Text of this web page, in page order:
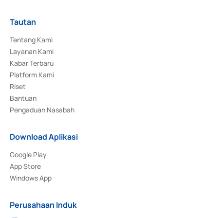
Tautan
Tentang Kami
Layanan Kami
Kabar Terbaru
Platform Kami
Riset
Bantuan
Pengaduan Nasabah
Download Aplikasi
Google Play
App Store
Windows App
Perusahaan Induk